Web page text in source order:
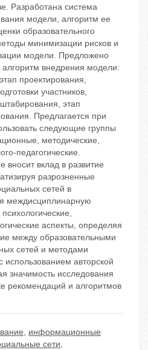
Разработана система
модели, алгоритм ее
образовательного
минимизации рисков и
модели. Предложено
внедрения модели:
проектирования,
участников,
этап
Предлагается при
следующие группы
методические,
педагогические.
вносит вклад в развитие
разрозненные
сетей в
междисциплинарную
аспекты, определяя
между образовательными
сетей и методами
использованием авторской
значимость исследования
рекомендаций и алгоритмов
, информационные
сети,